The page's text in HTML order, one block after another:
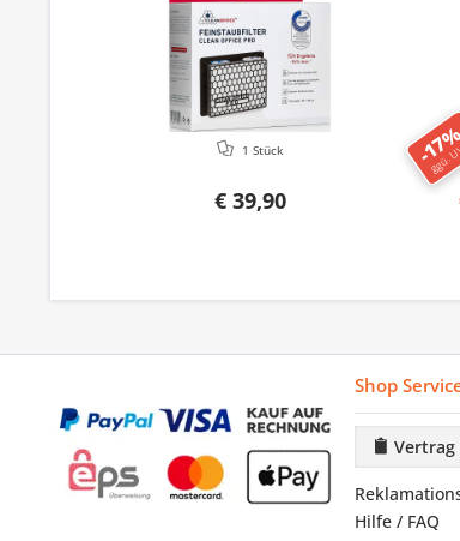
€ 39,90
1 Stück -ggü.
Shop
Hilfe / FAQ